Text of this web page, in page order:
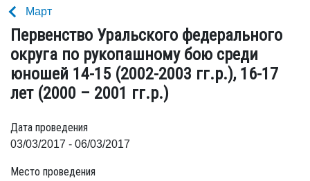
Март
Первенство Уральского федерального
округа по рукопашному бою среди
юношей 14-15 (2002-2003 гг.р.), 16-17
лет (2000 – 2001 гг.р.)
Дата проведения
03/03/2017 - 06/03/2017
Место проведения